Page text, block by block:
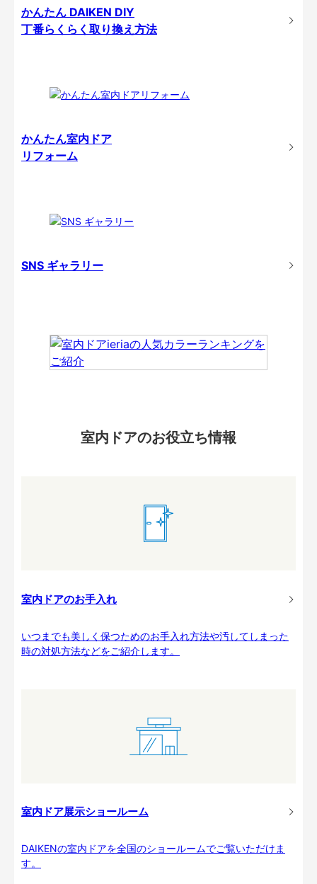
かんたん DAIKEN DIY
丁番らくらく取り換え方法
かんたん室内ドア
リフォーム
SNS ギャラリー
室内ドアのお役立ち情報
室内ドアのお手入れ
いつまでも美しく保つためのお手入れ方法や汚してしまった
時の対処方法などをご紹介します。
室内ドア展示ショールーム
DAIKENの室内ドアを全国のショールームでご覧いただけま
す。